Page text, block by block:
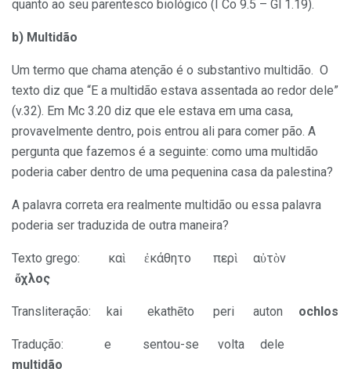
quanto ao seu parentesco biológico (I Co 9.5 – Gl 1.19).
b) Multidão
Um termo que chama atenção é o substantivo multidão. O
texto diz que “E a multidão estava assentada ao redor dele”
(v.32). Em Mc 3.20 diz que ele estava em uma casa,
provavelmente dentro, pois entrou ali para comer pão. A
pergunta que fazemos é a seguinte: como uma multidão
poderia caber dentro de uma pequenina casa da palestina?
A palavra correta era realmente multidão ou essa palavra
poderia ser traduzida de outra maneira?
Texto grego: καὶ ἐκάθητο περὶ αὐτὸν
ὄχλος
Transliteração: kai ekathēto peri auton ochlos
Tradução: e sentou-se volta dele
multidão